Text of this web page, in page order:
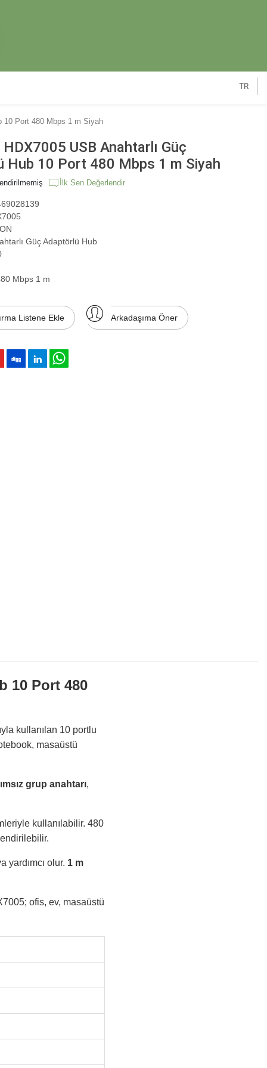
TR
10 Port 480 Mbps 1 m Siyah
HDX7005 USB Anahtarlı Güç
Hub 10 Port 480 Mbps 1 m Siyah
İlk Sen Değerlendir
Güç Adaptörlü Hub
Mbps 1 m
Listene Ekle Arkadaşıma Öner
10 Port 480
kullanılan 10 portlu
masaüstü
grup anahtarı,
kullanılabilir. 480
yardımcı olur. 1 m
ofis, ev, masaüstü